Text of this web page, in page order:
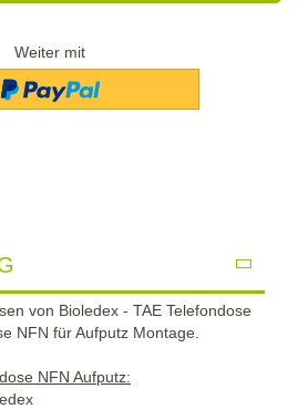
Weiter mit
von Bioledex - TAE Telefondose
NFN für Aufputz Montage.
NFN Aufputz: